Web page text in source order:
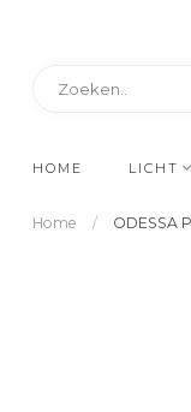
HOME LICHT
Home / ODESSA